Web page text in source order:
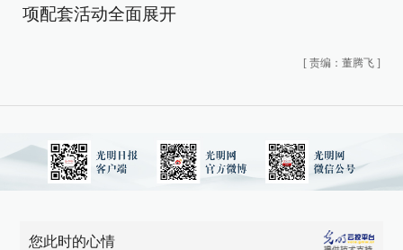
项配套活动全面展开
[ 责编：董腾飞 ]
您此时的心情